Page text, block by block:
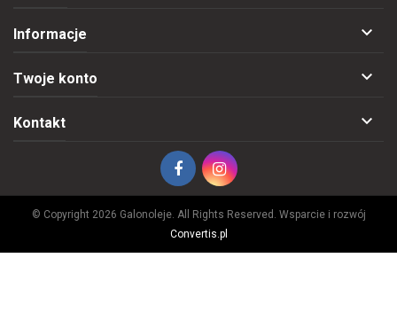
Informacje 
Twoje konto 
Kontakt 
© Copyright 2026 Galonoleje. All Rights Reserved. Wsparcie i rozwój
Convertis.pl